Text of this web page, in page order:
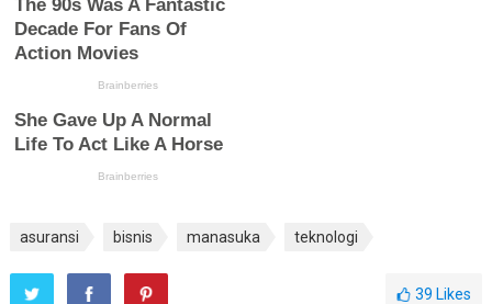
asuransi bisnis manasuka teknologi
39Likes